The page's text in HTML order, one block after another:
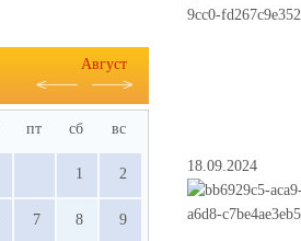
18.09.2024
Август
пт сб вс
1 2
7 8 9